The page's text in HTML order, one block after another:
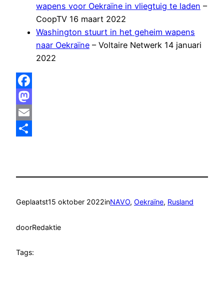
wapens voor Oekraïne in vliegtuig te laden –
CoopTV 16 maart 2022
Washington stuurt in het geheim wapens
naar Oekraïne – Voltaire Netwerk 14 januari
2022
Facebook
Mastodon
Email
Geplaatst15 oktober 2022inNAVO, Oekraïne, Rusland
doorRedaktie
Tags: